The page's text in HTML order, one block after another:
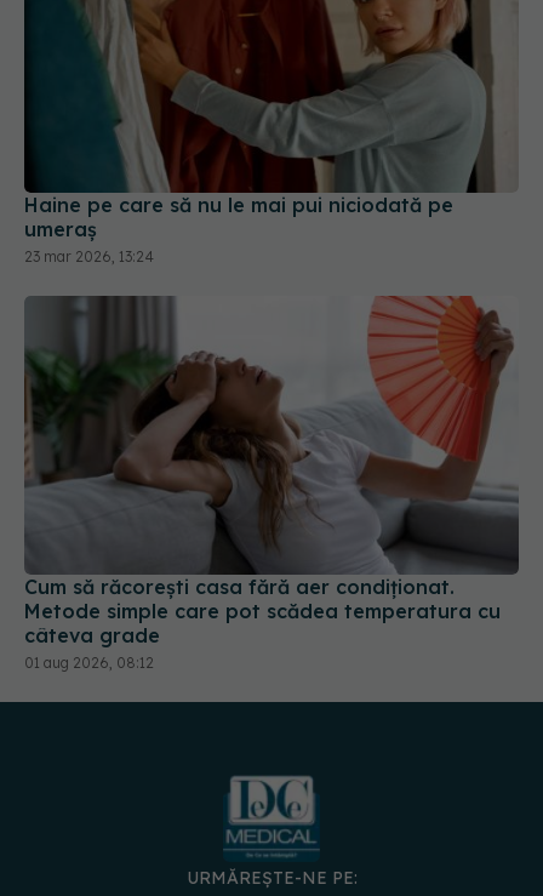
Haine pe care să nu le mai pui niciodată pe
umeraș
23 mar 2026, 13:24
Cum să răcorești casa fără aer condiționat.
Metode simple care pot scădea temperatura cu
câteva grade
01 aug 2026, 08:12
URMĂREȘTE-NE PE: